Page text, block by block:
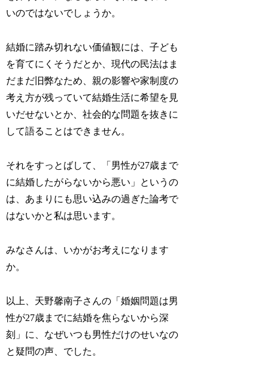
いのではないでしょうか。
結婚に踏み切れない価値観には、子ども
を育てにくそうだとか、現代の民法はま
だまだ旧弊なため、親の影響や家制度の
考え方が残っていて結婚生活に希望を見
いだせないとか、社会的な問題を抜きに
して語ることはできません。
それをすっとばして、「男性が27歳まで
に結婚したがらないから悪い」というの
は、あまりにも思い込みの過ぎた論考で
はないかと私は思います。
みなさんは、いかがお考えになります
か。
以上、天野馨南子さんの「婚姻問題は男
性が27歳までに結婚を焦らないから深
刻」に、なぜいつも男性だけのせいなの
と疑問の声、でした。